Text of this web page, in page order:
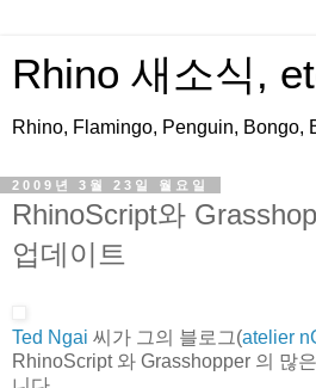
Rhino 새소식,
Rhino, Flamingo, Penguin, Bongo,
2009년 3월 23일 월요일
RhinoScript와
업데이트
Ted Ngai 씨가 그의 블로그(atelier
RhinoScript 와 Grasshopper 의 많